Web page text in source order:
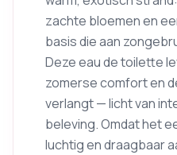
zachte bloemen en
basis die aan
Deze eau de toilette
zomerse comfort en
verlangt — licht van
beleving. Omdat het
luchtig en draagbaar